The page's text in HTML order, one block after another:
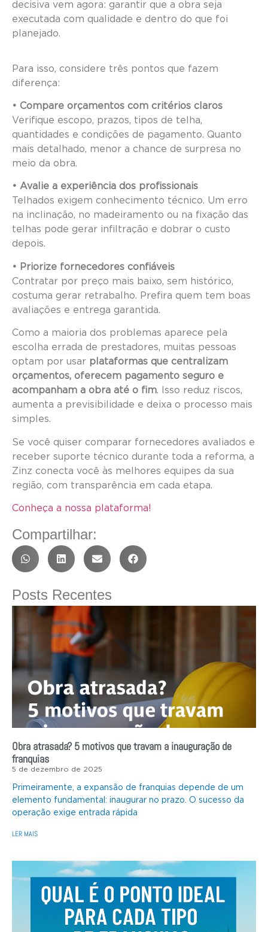
decisiva vem agora: garantir que a obra seja
executada com qualidade e dentro do que foi
planejado.
Para isso, considere três pontos que fazem
diferença:
• Compare orçamentos com critérios claros
Verifique escopo, prazos, tipos de telha,
quantidades e condições de pagamento. Quanto
mais detalhado, menor a chance de surpresa no
meio da obra.
• Avalie a experiência dos profissionais
Telhados exigem conhecimento técnico. Um erro
na inclinação, no madeiramento ou na fixação das
telhas pode gerar infiltração e dobrar o custo
depois.
• Priorize fornecedores confiáveis
Contratar por preço mais baixo, sem histórico,
costuma gerar retrabalho. Prefira quem tem boas
avaliações e entrega garantida.
Como a maioria dos problemas aparece pela
escolha errada de prestadores, muitas pessoas
optam por usar plataformas que centralizam
orçamentos, oferecem pagamento seguro e
acompanham a obra até o fim. Isso reduz riscos,
aumenta a previsibilidade e deixa o processo mais
simples.
Se você quiser comparar fornecedores avaliados e
receber suporte técnico durante toda a reforma, a
Zinz conecta você às melhores equipes da sua
região, com transparência em cada etapa.
Conheça a nossa plataforma!
Compartilhar:
Posts Recentes
Obra atrasada? 5 motivos que travam a inauguração de
franquias
5 de dezembro de 2025
Primeiramente, a expansão de franquias depende de um
elemento fundamental: inaugurar no prazo. O sucesso da
operação exige entrada rápida
LER MAIS